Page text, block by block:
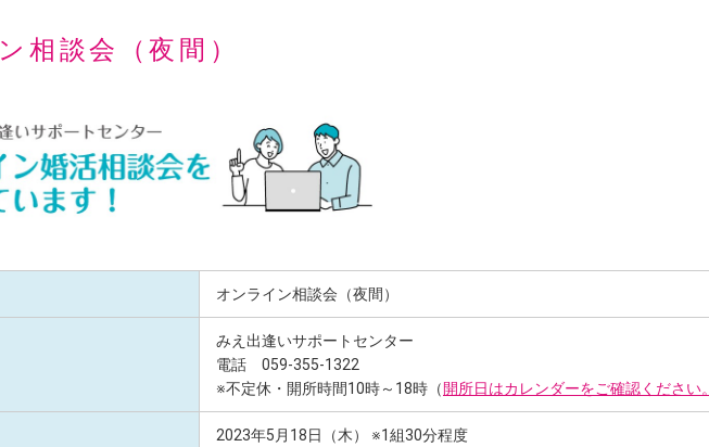
相談会（夜間）
オンライン相談会（夜間）
みえ出逢いサポートセンター
電話 059-355-1322
※不定休・開所時間10時～18時（開所日はカレンダーをご確認ください。
2023年5月18日（木） ※1組30分程度